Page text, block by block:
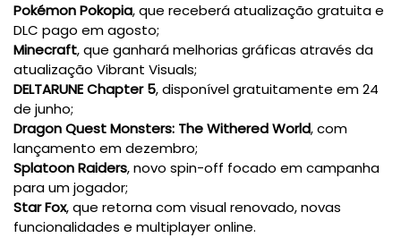
Pokémon Pokopia, que receberá atualização gratuita e
DLC pago em agosto;
Minecraft, que ganhará melhorias gráficas através da
atualização Vibrant Visuals;
DELTARUNE Chapter 5, disponível gratuitamente em 24
de junho;
Dragon Quest Monsters: The Withered World, com
lançamento em dezembro;
Splatoon Raiders, novo spin-off focado em campanha
para um jogador;
Star Fox, que retorna com visual renovado, novas
funcionalidades e multiplayer online.